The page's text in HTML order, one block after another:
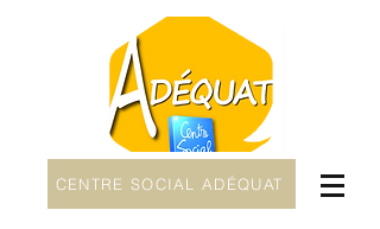
CENTRE SOCIAL ADÉQUAT